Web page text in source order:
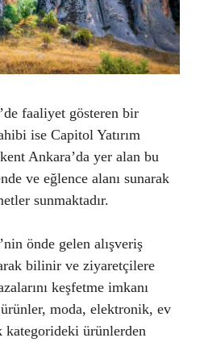
faaliyet gösteren bir
ise Capitol Yatırım
Ankara’da yer alan bu
ve eğlence alanı sunarak
sunmaktadır.
önde gelen alışveriş
bilinir ve ziyaretçilere
keşfetme imkanı
moda, elektronik, ev
kategorideki ürünlerden